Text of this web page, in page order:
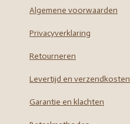
o
k
g
a
Algemene voorwaarden
Privacyverklaring
Retourneren
Levertijd en verzendkosten
Garantie en klachten